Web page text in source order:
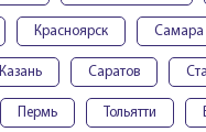
Красноярск Самара
Казань Саратов
Пермь Тольятти